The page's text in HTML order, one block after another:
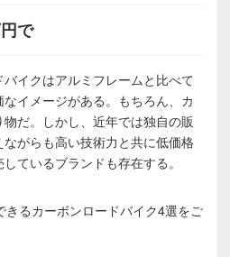
で
イクはアルミフレームと比べて
イメージがある。もちろん、カ
だ。しかし、近年では独自の販
がらも高い技術力と共に低価格
ているブランドも存在する。
るカーボンロードバイク4選をご